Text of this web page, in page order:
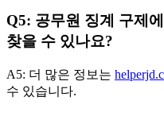
Q5: 공무원 징계 구제
찾을 수 있나요?
A5: 더 많은 정보는
수 있습니다.